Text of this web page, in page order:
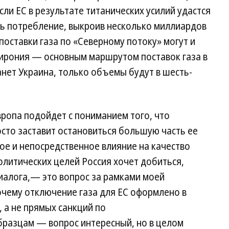
ЕС в результате титанических усилий удастся
потребление, выкроив несколько миллиардов
газа по «Северному потоку» могут и
— основным маршрутом поставок газа в
Украина, только объемы будут в шесть-
подойдет с пониманием того, что
заставит остановиться большую часть ее
и непосредственное влияние на качество
целей Россия хочет добиться,
это вопрос за рамками моей
отключение газа для ЕС оформлено в
не прямых санкций по
— вопрос интересный, но в целом